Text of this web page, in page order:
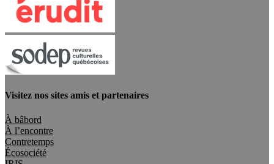
Visitez nos sites amis et partenaires
À bâbord
À l’encontre
Contretemps
Écosociété